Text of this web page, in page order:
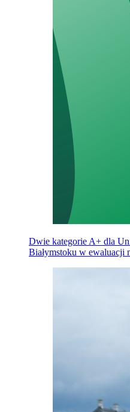
Dwie kategorie A+ dla
Białymstoku w ewaluacji